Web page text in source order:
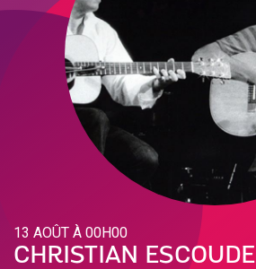
13 AOÛT À 00H00
CHRISTIAN ESCOUDE